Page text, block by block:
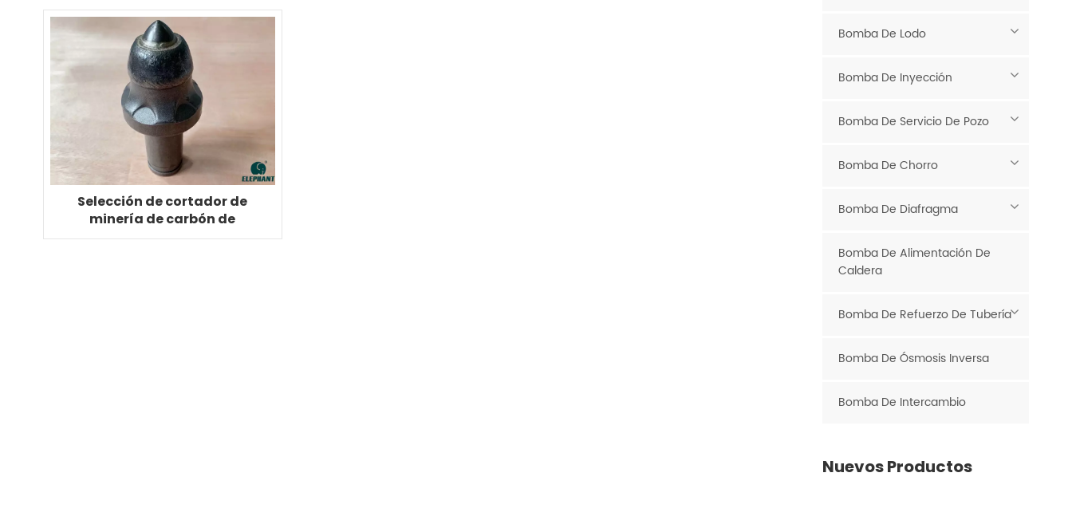
Selección de cortador de
minería de carbón de
aleación
Bomba De Lodo
Bomba De Inyección
Bomba De Servicio De Pozo
Bomba De Chorro
Bomba De Diafragma
Bomba De Alimentación De
Caldera
Bomba De Refuerzo De Tubería
Bomba De Ósmosis Inversa
Bomba De Intercambio
Nuevos Productos